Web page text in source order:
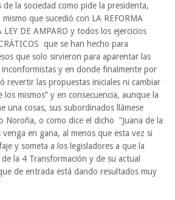
de la sociedad como pide la presidenta,
que sucedió con LA REFORMA
DE AMPARO y todos los ejercicios
que se han hecho para
que solo sirvieron para aparentar las
inconformistas y en donde finalmente por
revertir las propuestas iniciales ni cambiar
los mismos” y en consecuencia, aunque la
una cosas, sus subordinados llámese
Noroña, o como dice el dicho “Juana de la
en gana, al menos que esta vez si
y someta a los legisladores a que la
la 4 Transformación y de su actual
de entrada está dando resultados muy